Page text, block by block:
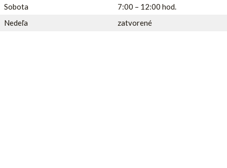
Sobota
7:00 – 12:00 hod.
Nedeľa
zatvorené